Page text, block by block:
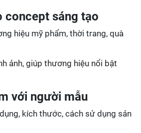
concept sáng tạo
hiệu mỹ phẩm, thời trang, quà
ảnh, giúp thương hiệu nổi bật
với người mẫu
kích thước, cách sử dụng sản